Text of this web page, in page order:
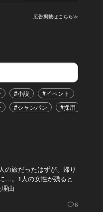
広告掲載はこちら≫
#小説 #イベント
#シャンパン #採用
の旅だったはずが、帰り
…。1人の女性が残ると
由
6